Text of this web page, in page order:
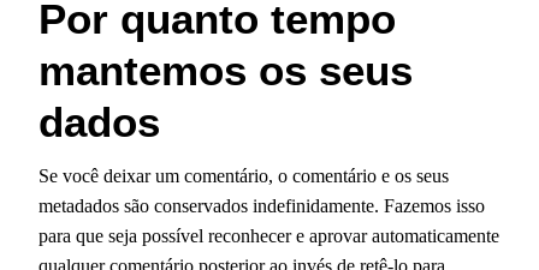
Por quanto tempo
mantemos os seus
dados
Se você deixar um comentário, o comentário e os seus
metadados são conservados indefinidamente. Fazemos isso
para que seja possível reconhecer e aprovar automaticamente
qualquer comentário posterior ao invés de retê-lo para